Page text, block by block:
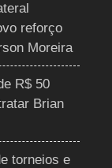
reforço
Moreira
R$ 50
Brian
torneios e